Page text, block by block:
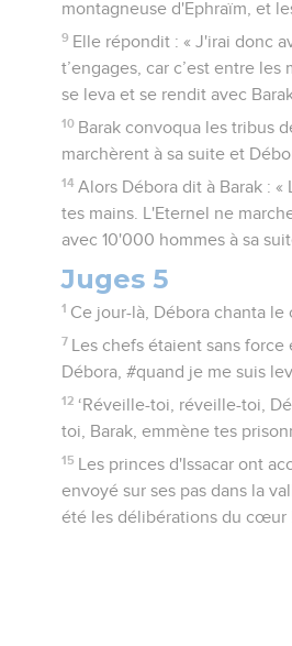
montagneuse d'Ephraïm, et
9 Elle répondit : « J'irai donc
t’engages, car c’est entre les
se leva et se rendit avec
10 Barak convoqua les tribus
marchèrent à sa suite et
14 Alors Débora dit à Barak :
tes mains. L'Eternel ne
avec 10'000 hommes à sa
Juges 5
1 Ce jour-là, Débora chanta
7
Les chefs étaient sans
Débora, #quand je me suis
12 ‘Réveille-toi, réveille-toi,
toi, Barak, emmène tes
15
Les princes d'Issacar ont
envoyé sur ses pas dans la
été les délibérations du cœur